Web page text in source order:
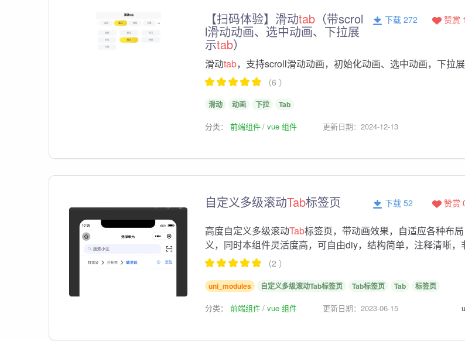
【扫码体验】滑动tab（带scrol
l滑动动画、选中动画、下拉展
示tab）
赞赏 1
下载 272
滑动tab，支持scroll滑动动画，初始化动画、选中动画，下拉
（6 ）
滑动 动画 下拉 Tab
分类： 前端组件 vue 组件 更新日期：2024-12-13
自定义多级滚动Tab标签页 赞赏
下载 52
高度自定义多级滚动Tab标签页，带动画效果，自适应各种布
义，同时本组件灵活度高，可自由diy，结构简单，注释清晰，
（2 ）
uni_modules 自定义多级滚动Tab标签页 Tab标签页 Tab 标签页
分类： 前端组件 vue 组件 更新日期：2023-06-15